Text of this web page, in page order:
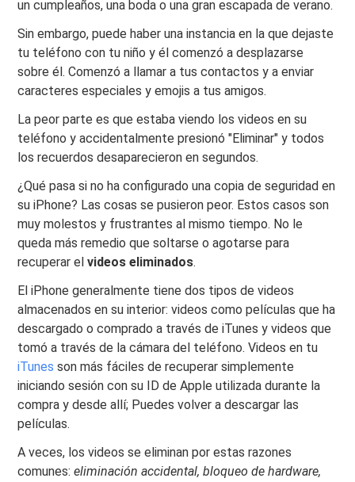
un cumpleaños, una boda o una gran escapada de verano.
Sin embargo, puede haber una instancia en la que dejaste
tu teléfono con tu niño y él comenzó a desplazarse
sobre él. Comenzó a llamar a tus contactos y a enviar
caracteres especiales y emojis a tus amigos.
La peor parte es que estaba viendo los videos en su
teléfono y accidentalmente presionó "Eliminar" y todos
los recuerdos desaparecieron en segundos.
¿Qué pasa si no ha configurado una copia de seguridad en
su iPhone? Las cosas se pusieron peor. Estos casos son
muy molestos y frustrantes al mismo tiempo. No le
queda más remedio que soltarse o agotarse para
recuperar elvideos eliminados.
El iPhone generalmente tiene dos tipos de videos
almacenados en su interior: videos como películas que ha
descargado o comprado a través de iTunes y videos que
tomó a través de la cámara del teléfono. Videos en tu
iTunesson más fáciles de recuperar simplemente
iniciando sesión con su ID de Apple utilizada durante la
compra y desde allí; Puedes volver a descargar las
películas.
A veces, los videos se eliminan por estas razones
comunes:eliminación accidental, bloqueo de hardware,